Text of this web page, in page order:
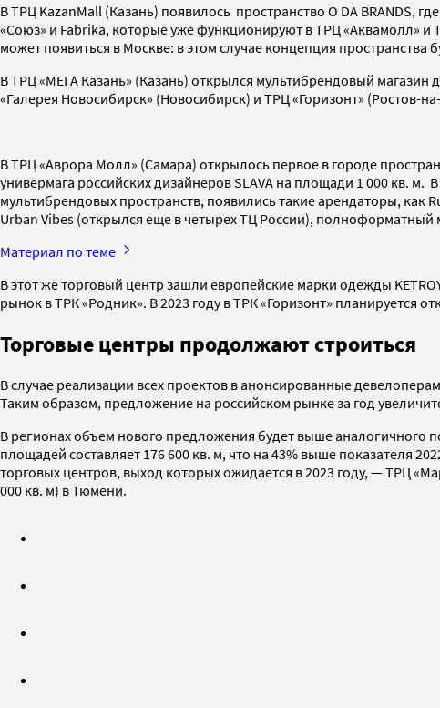
В ТРЦ KazanMall (Казань) появилось пространство O DA BRANDS,
«Союз» и Fabrika, которые уже функционируют в ТРЦ «Аквамолл» и
может появиться в Москве: в этом случае концепция
В ТРЦ «МЕГА Казань» (Казань) открылся мультибрендовый
«Галерея Новосибирск» (Новосибирск) и ТРЦ «Горизонт» (Ростов-
В ТРЦ «Аврора Молл» (Самара) открылось первое в городе
универмага российских дизайнеров SLAVA на площади 1 000 кв.
мультибрендовых пространств, появились такие арендаторы,
Urban Vibes (открылся еще в четырех ТЦ России), полноформатный
Материал по теме
В этот же торговый центр зашли европейские марки одежды
рынок в ТРК «Родник». В 2023 году в ТРК «Горизонт» планируется
Торговые центры продолжают строиться
В случае реализации всех проектов в анонсированные
Таким образом, предложение на российском рынке за год
В регионах объем нового предложения будет выше аналогичного
площадей составляет 176 600 кв. м, что на 43% выше показателя
торговых центров, выход которых ожидается в 2023 году, — ТРЦ
000 кв. м) в Тюмени.